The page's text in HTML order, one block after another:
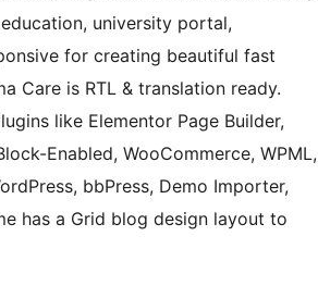
university portal,
for creating beautiful fast
Care is RTL & translation ready.
like Elementor Page Builder,
Enabled, WooCommerce, WPML,
bbPress, Demo Importer,
has a Grid blog design layout to